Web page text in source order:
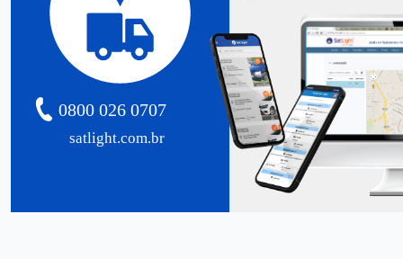
satlight.com.br
0800 026 0707